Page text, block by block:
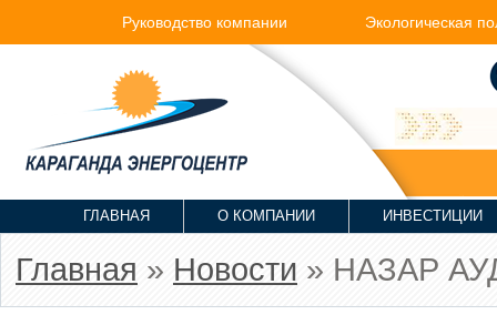
Руководство компании Экологическая
ГЛАВНАЯ О КОМПАНИИ ИНВЕСТИЦИИ
Главная » Новости » НАЗАР